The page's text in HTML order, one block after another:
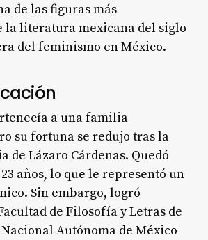
de las figuras más
la literatura mexicana del siglo
del feminismo en México.
a una familia
su fortuna se redujo tras la
de Lázaro Cárdenas. Quedó
años, lo que le representó un
Sin embargo, logró
de Filosofía y Letras de
Autónoma de México